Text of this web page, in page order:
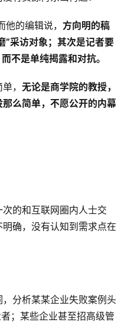
的编辑说， 方向明的稿
”采访对象；其次是记者要
不是单纯揭露和对抗。
， 无论是商学院的教授，
么简单，不愿公开的内幕
的和互联网圈内人士交
确，没有认知到需求点在
分析某某企业失败案例头
；某些企业甚至招高级管